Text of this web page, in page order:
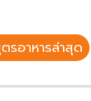
รอาหารล่าสุด